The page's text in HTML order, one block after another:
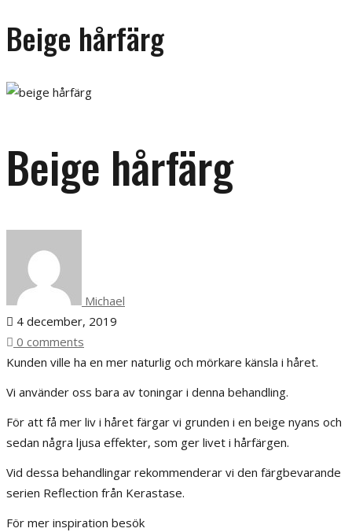
Beige hårfärg
Beige hårfärg
Michael
4 december, 2019
0 comments
Kunden ville ha en mer naturlig och mörkare känsla i håret.
Vi använder oss bara av toningar i denna behandling.
För att få mer liv i håret färgar vi grunden i en beige nyans och
sedan några ljusa effekter, som ger livet i hårfärgen.
Vid dessa behandlingar rekommenderar vi den färgbevarande
serien Reflection från Kerastase.
För mer inspiration besök